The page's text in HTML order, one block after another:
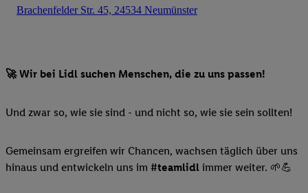
Brachenfelder Str. 45, 24534 Neumünster
🚀 Wir bei Lidl suchen Menschen, die zu uns passen!
Und zwar so, wie sie sind - und nicht so, wie sie sein sollten!
Gemeinsam ergreifen wir Chancen, wachsen täglich über uns
hinaus und entwickeln uns im #teamlidl immer weiter. 🌱💪